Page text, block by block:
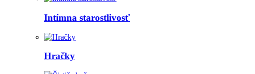
Intímna starostlivosť
Hračky